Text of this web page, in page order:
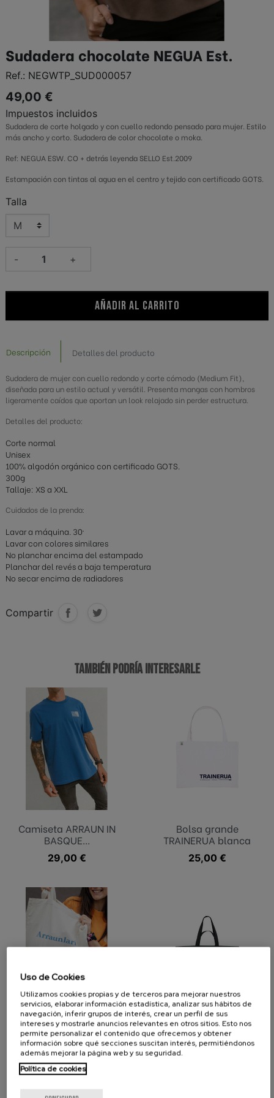
Sudadera chocolate NEGUA Est.
Ref.: NEGWTP_SUD000057
49,00 €
Impuestos incluidos
Sudadera de corte holgado y con cuello redondo pensado para mujer. Estilo
más ancho y corto. Sudadera de color chocolate o moka.
Ref: NEGUA ESW. CO + detrás leyenda SELLO Est.2009
Estampación con tintas al agua en el centro y tejido con certificado GOTS.
Talla
- +
AÑADIR AL CARRITO
Descripción Detalles del producto
Sudadera de mujer con cuello redondo y corte cómodo (Medium Fit),
diseñada para un estilo actual y versátil. Presenta mangas con hombros
ligeramente caídos que aportan un look relajado sin perder estructura.
Detalles del producto:
Corte normal
Unisex
100% algodón orgánico con certificado GOTS.
300g
Tallaje: XS a XXL
Cuidados de la prenda:
Lavar a máquina. 30º
Lavar con colores similares
No planchar encima del estampado
Planchar del revés a baja temperatura
No secar encima de radiadores
Compartir
TAMBIÉN PODRÍA INTERESARLE
Camiseta ARRAUN IN
BASQUE...
Precio
29,00 €
Bolsa grande
TRAINERUA blanca
Precio
25,00 €
Bolsa Arraunlari
Natural
Precio
19,00 €
Bolsa grande negra
NEGUA Est.
Uso de Cookies
Utilizamos cookies propias y de terceros para mejorar nuestros
servicios, elaborar información estadística, analizar sus hábitos de
navegación, inferir grupos de interés, crear un perfil de sus
intereses y mostrarle anuncios relevantes en otros sitios. Esto nos
permite personalizar el contenido que ofrecemos y obtener
información sobre qué secciones suscitan interés, permitiéndonos
además mejorar la página web y su seguridad.
Política de cookies